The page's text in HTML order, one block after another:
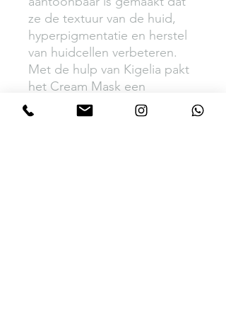
ze de textuur van de huid,
hyperpigmentatie en herstel
van huidcellen verbeteren.
Met de hulp van Kigelia pakt
het Cream Mask een
gestreste en verouderde huid
aan.